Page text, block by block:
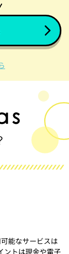
能なサービスは
ントは現金や電子